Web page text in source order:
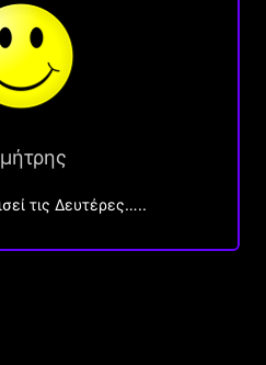
τις Δευτέρες…..